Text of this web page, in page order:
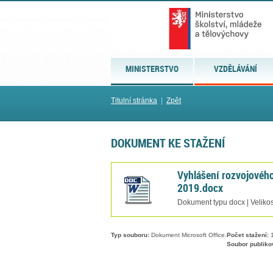
MINISTERSTVO VZDĚLÁVÁNÍ
Titulní stránka Zpět
DOKUMENT KE STAŽENÍ
Vyhlášení
2019.docx
Dokument typu docx |
Typ souboru: Dokument Microsoft Office. Počet stažení:
Soubor